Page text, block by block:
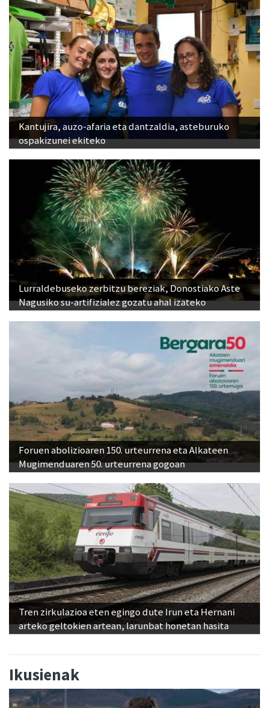
Kantujira, auzo-afaria eta dantzaldia, asteburuko
ospakizunei ekiteko
Lurraldebuseko zerbitzu bereziak, Donostiako Aste
Nagusiko su-artifizialez gozatu ahal izateko
Foruen abolizioaren 150. urteurrena eta Alkateen
Mugimenduaren 50. urteurrena gogoan
Tren zirkulazioa eten egingo dute Irun eta Hernani
arteko geltokien artean, larunbat honetan hasita
Ikusienak